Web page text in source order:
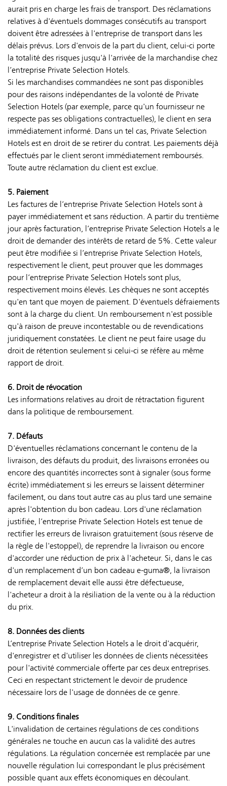
aurait pris en charge les frais de transport. Des réclamations
relatives à d'éventuels dommages consécutifs au transport
doivent être adressées à l'entreprise de transport dans les
délais prévus. Lors d'envois de la part du client, celui-ci porte
la totalité des risques jusqu'à l'arrivée de la marchandise chez
l’entreprise Private Selection Hotels.
Si les marchandises commandées ne sont pas disponibles
pour des raisons indépendantes de la volonté de Private
Selection Hotels (par exemple, parce qu'un fournisseur ne
respecte pas ses obligations contractuelles), le client en sera
immédiatement informé. Dans un tel cas, Private Selection
Hotels est en droit de se retirer du contrat. Les paiements déjà
effectués par le client seront immédiatement remboursés.
Toute autre réclamation du client est exclue.
5. Paiement
Les factures de l’entreprise Private Selection Hotels sont à
payer immédiatement et sans réduction. A partir du trentième
jour après facturation, l’entreprise Private Selection Hotels a le
droit de demander des intérêts de retard de 5%. Cette valeur
peut être modifiée si l’entreprise Private Selection Hotels,
respectivement le client, peut prouver que les dommages
pour l’entreprise Private Selection Hotels sont plus,
respectivement moins élevés. Les chèques ne sont acceptés
qu'en tant que moyen de paiement. D'éventuels défraiements
sont à la charge du client. Un remboursement n'est possible
qu'à raison de preuve incontestable ou de revendications
juridiquement constatées. Le client ne peut faire usage du
droit de rétention seulement si celui-ci se réfère au même
rapport de droit.
6. Droit de révocation
Les informations relatives au droit de rétractation figurent
dans la politique de remboursement.
7. Défauts
D'éventuelles réclamations concernant le contenu de la
livraison, des défauts du produit, des livraisons erronées ou
encore des quantités incorrectes sont à signaler (sous forme
écrite) immédiatement si les erreurs se laissent déterminer
facilement, ou dans tout autre cas au plus tard une semaine
après l'obtention du bon cadeau. Lors d'une réclamation
justifiée, l’entreprise Private Selection Hotels est tenue de
rectifier les erreurs de livraison gratuitement (sous réserve de
la règle de l'estoppel), de reprendre la livraison ou encore
d'accorder une réduction de prix à l'acheteur. Si, dans le cas
d'un remplacement d’un bon cadeau e-guma®, la livraison
de remplacement devait elle aussi être défectueuse,
l'acheteur a droit à la résiliation de la vente ou à la réduction
du prix.
8. Données des clients
L’entreprise Private Selection Hotels a le droit d'acquérir,
d'enregistrer et d'utiliser les données de clients nécessitées
pour l'activité commerciale offerte par ces deux entreprises.
Ceci en respectant strictement le devoir de prudence
nécessaire lors de l'usage de données de ce genre.
9. Conditions finales
L'invalidation de certaines régulations de ces conditions
générales ne touche en aucun cas la validité des autres
régulations. La régulation concernée est remplacée par une
nouvelle régulation lui correspondant le plus précisément
possible quant aux effets économiques en découlant.